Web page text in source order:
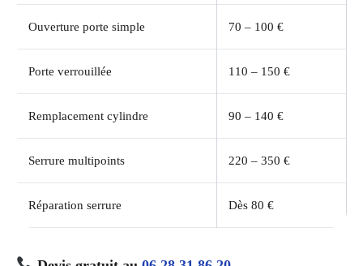
Ouverture porte simple 70 – 100 €
Porte verrouillée 110 – 150 €
Remplacement cylindre 90 – 140 €
Serrure multipoints 220 – 350 €
Réparation serrure Dès 80 €